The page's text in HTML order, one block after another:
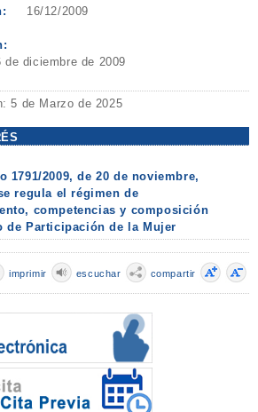
16/12/2009
de diciembre de 2009
5 de Marzo de 2025
1791/2009, de 20 de noviembre,
regula el régimen de
competencias y composición
de Participación de la Mujer
compartir
escuchar
imprimir